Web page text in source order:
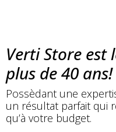
Verti Store est
plus de 40 ans!
Possèdant une
un résultat parfait qui
qu’à votre budget.